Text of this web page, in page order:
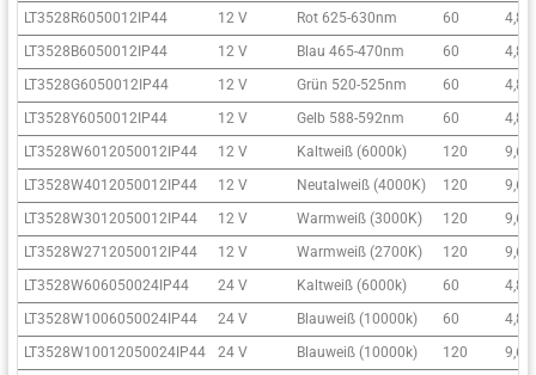
LT3528R6050012IP44
12 V Rot 625-630nm 60
4,8
LT3528B6050012IP44
12 V Blau 465-470nm 60
4,8
LT3528G6050012IP44
12 V Grün 520-525nm 60
4,8
LT3528Y6050012IP44
12 V Gelb 588-592nm 60
4,8
LT3528W6012050012IP44
12 V Kaltweiß (6000k) 120
9,6
LT3528W4012050012IP44
12 V Neutalweiß (4000K) 120
9,6
LT3528W3012050012IP44
12 V Warmweiß (3000K) 120
9,6
LT3528W2712050012IP44
12 V Warmweiß (2700K) 120
9,6
LT3528W606050024IP44
24 V Kaltweiß (6000k) 60
4,8
LT3528W1006050024IP44
24 V Blauweiß (10000k) 60
4,8
LT3528W10012050024IP44
24 V Blauweiß (10000k) 120
9,6